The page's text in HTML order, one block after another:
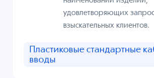
удовлетворяющих
взыскательных клиентов.
Пластиковые стандартные
вводы